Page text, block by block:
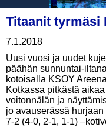
Titaanit tyrmäsi
7.1.2018
Uusi vuosi ja uudet
päähän sunnuntai-
kotoisalla KSOY
Kotkassa pitkästä
voitonnälän ja
jo avauserässä
7-2 (4-0, 2-1, 1-1)